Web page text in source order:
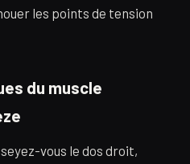
les points de tension
du muscle
vous le dos droit,